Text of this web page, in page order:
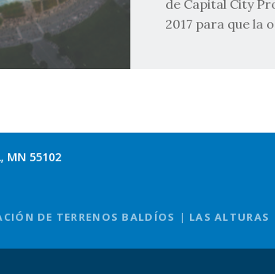
de Capital City
2017 para que la
MN 55102
DE TERRENOS BALDÍOS LAS ALTURAS